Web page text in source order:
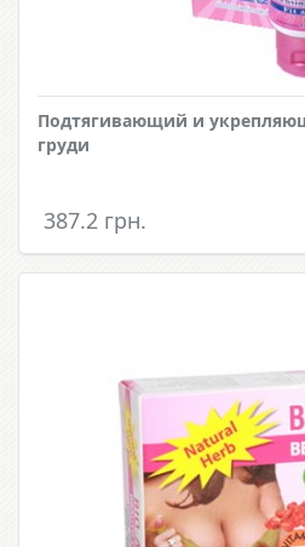
Подтягивающий и
груди
387.2 грн.